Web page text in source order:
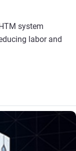
system
labor and